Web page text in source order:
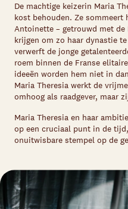
De machtige keizerin Maria
kost behouden. Ze sommeert
Antoinette – getrouwd met
krijgen om zo haar dynastie
verwerft de jonge
roem binnen de Franse
ideeën worden hem niet in
Maria Theresia werkt de
omhoog als raadgever, maar
Maria Theresia en haar
op een cruciaal punt in de
onuitwisbare stempel op de